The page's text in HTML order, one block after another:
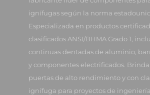
ignífugas según la norma
Especializada en productos
clasificados ANSI/BHMA Grado 1,
continuas dentadas de aluminio,
y componentes electrificados.
puertas de alto rendimiento y con
ignífuga para proyectos de